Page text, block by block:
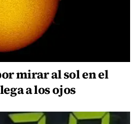
mirar al sol en el
a los ojos